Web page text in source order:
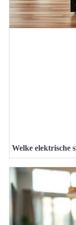
Welke elektrische